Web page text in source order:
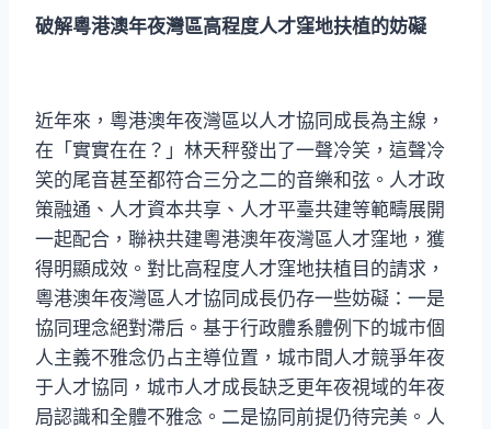
破解粵港澳年夜灣區高程度人才窪地扶植的妨礙
近年來，粵港澳年夜灣區以人才協同成長為主線，
在「實實在在？」林天秤發出了一聲冷笑，這聲冷
笑的尾音甚至都符合三分之二的音樂和弦。人才政
策融通、人才資本共享、人才平臺共建等範疇展開
一起配合，聯袂共建粵港澳年夜灣區人才窪地，獲
得明顯成效。對比高程度人才窪地扶植目的請求，
粵港澳年夜灣區人才協同成長仍存一些妨礙：一是
協同理念絕對滯后。基于行政體系體例下的城市個
人主義不雅念仍占主導位置，城市間人才競爭年夜
于人才協同，城市人才成長缺乏更年夜視域的年夜
局認識和全體不雅念。二是協同前提仍待完美。人